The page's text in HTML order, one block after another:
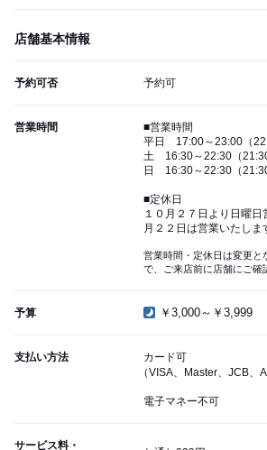
店舗基本情報
予約可否 予約可
営業時間
■営業時間
平日 17:00～23:00（
土 16:30～22:30（
日 16:30～22:30（
■定休日
１０月２７日より日曜日
月２２日は営業いたしま
営業時間・定休日は変更と
で、ご来店前に店舗にご確
予算 ￥3,000～￥3,999
支払い方法
カード可
（VISA、Master、JCB、
電子マネー不可
サービス料・